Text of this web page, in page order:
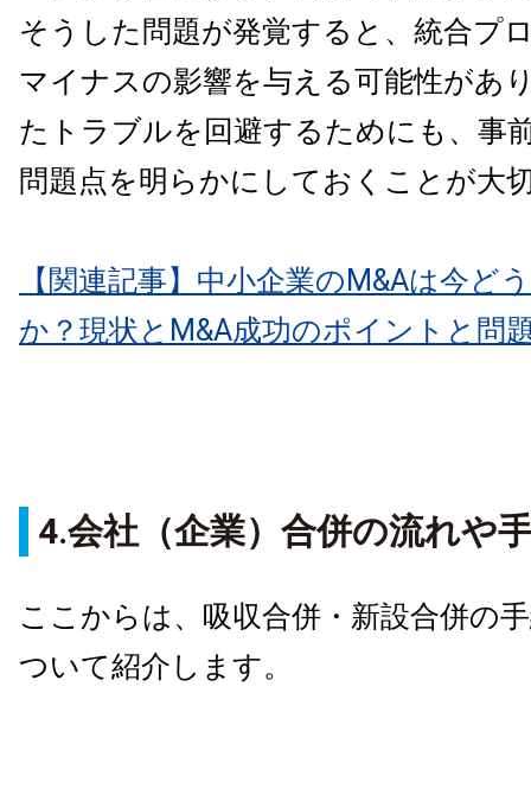
そうした問題が発覚すると、統合プ
マイナスの影響を与える可能性があ
たトラブルを回避するためにも、事
問題点を明らかにしておくことが大
【関連記事】中小企業のM&Aは今ど
か？現状とM&A成功のポイントと問
4.会社（企業）合併の流れや
ここからは、吸収合併・新設合併の
ついて紹介します。